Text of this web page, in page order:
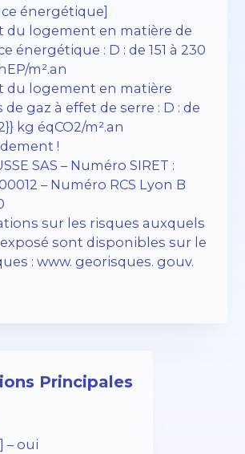
énergétique]
du logement en matière de
énergétique : D : de 151 à 230
m².an
du logement en matière
de gaz à effet de serre : D : de
kg éqCO2/m².an
!
SAS – ​​Numéro SIRET :
– Numéro RCS Lyon B
sur les risques auxquels
sont disponibles sur le
: www. georisques. gouv.
Principales
– oui